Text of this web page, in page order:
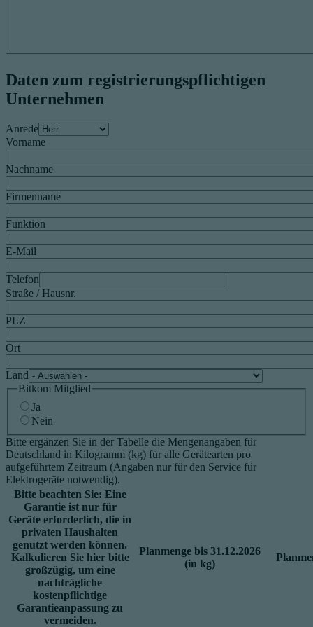
Daten zum registrierungspflichtigen
Unternehmen
Anrede
Vorname
Nachname
Firmenname
Funktion
E-Mail
Telefon
Straße / Hausnr.
PLZ
Ort
Land
Bitkom Mitglied
Ja
Nein
Bitte ergänzen Sie in der Tabelle die Mengenangaben für
Deutschland in Kilogramm (kg) für alle Gerätearten pro
aufgeführtem Zeitraum (Angaben nur für den Service für
Elektrogeräte notwendig).
Bitte beachten Sie: Eine
Garantie ist nur für
Geräte erforderlich, die in
privaten Haushalten
genutzt werden können.
Kalkulieren Sie hier bitte
großzügig, um eine
nachträgliche
kostenpflichtige
Garantieanpassung zu
vermeiden.
Planmenge bis 31.12.2026
(in kg)